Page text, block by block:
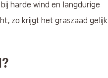
harde wind en langdurige
zo krijgt het graszaad gelijk